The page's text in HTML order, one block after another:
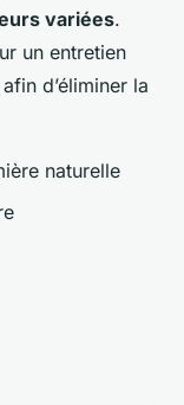
variées.
un entretien
d’éliminer la
naturelle